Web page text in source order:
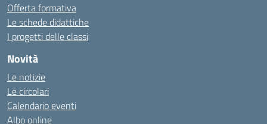
Offerta formativa
Le schede didattiche
I progetti delle classi
Novità
Le notizie
Le circolari
Calendario eventi
Albo online